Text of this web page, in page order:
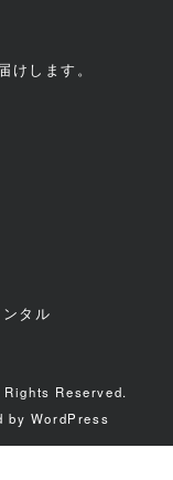
します。
ンタル
Reserved.
by WordPress